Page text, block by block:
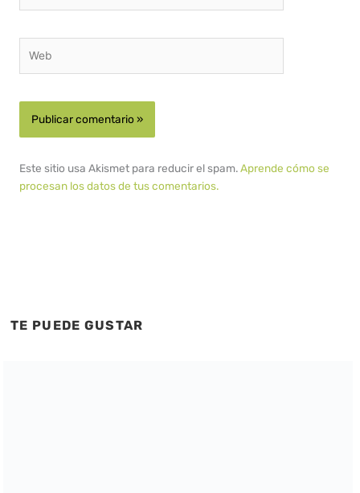
Este sitio usa Akismet para reducir el spam.Aprende cómo se
procesan los datos de tus comentarios.
TE PUEDE GUSTAR